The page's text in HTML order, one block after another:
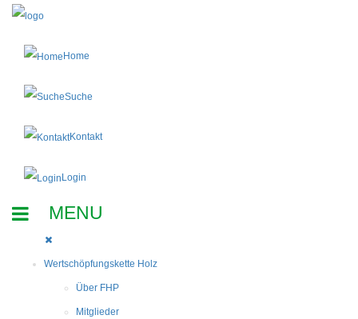
Home
Suche
Kontakt
Login
Wertschöpfungskette Holz
Über FHP
Mitglieder